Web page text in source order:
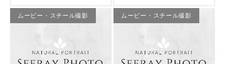
ムービー・スチール撮影 ムービー・スチール撮影